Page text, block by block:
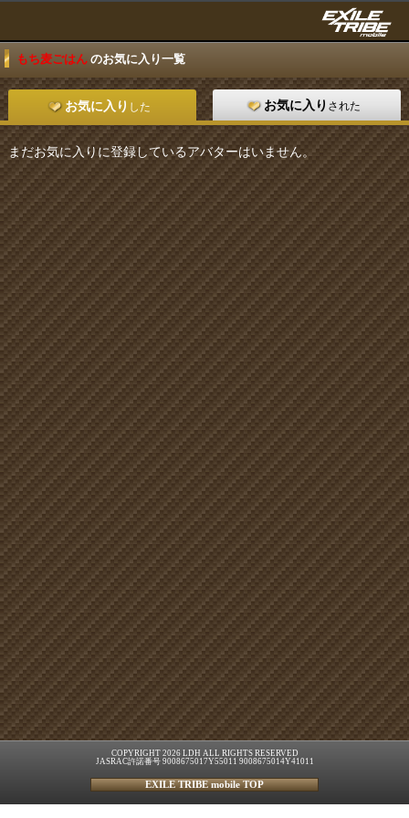
もち麦ごはん のお気に入り一覧
お気に入り した お気に入り された
まだお気に入りに登録しているアバターはいません。
COPYRIGHT 2026 LDH ALL RIGHTS RESERVED
JASRAC許諾番号 9008675017Y55011 9008675014Y41011
EXILE TRIBE mobile TOP